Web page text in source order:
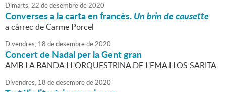
Dimarts,22 dedesembrede2020
Converses a la carta en francès.Un brin de causette
a càrrec de Carme Porcel
Divendres, 18 dedesembrede2020
Concert de Nadal per la Gent gran
AMB LA BANDA I L'ORQUESTRINA DE L'EMA I LOS SARITA
Divendres, 18 dedesembrede2020